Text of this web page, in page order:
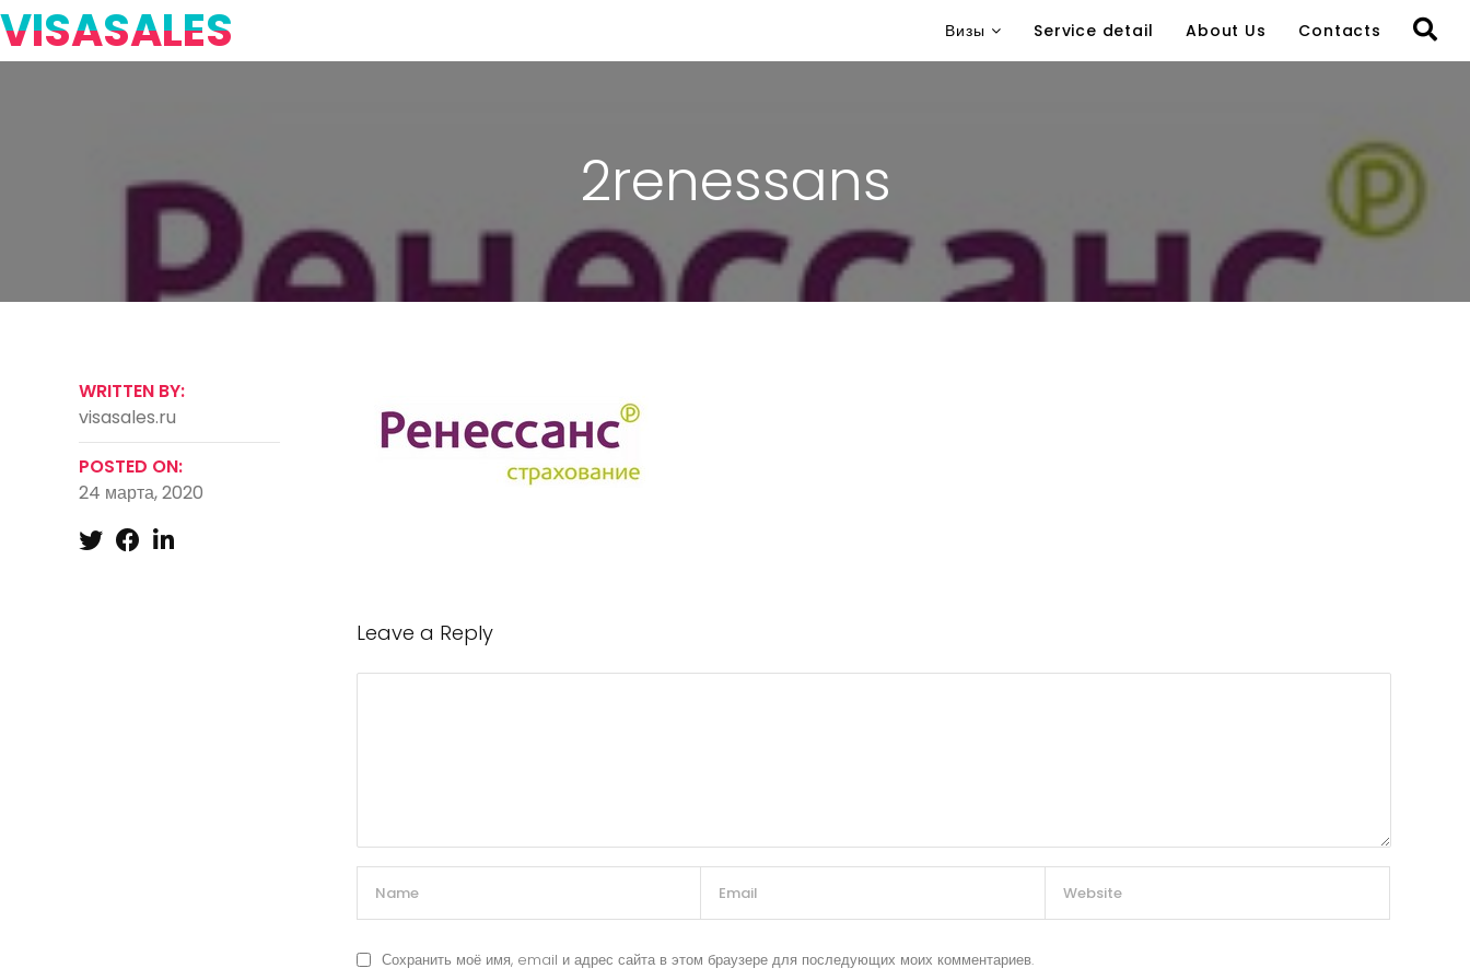
VISASALES Визы Service detail About Us Contacts
2renessans
Leave a Reply
Сохранить моё имя, email и адрес сайта в этом браузере для последующих моих комментариев.
WRITTEN BY:
visasales.ru
POSTED ON:
24 марта, 2020